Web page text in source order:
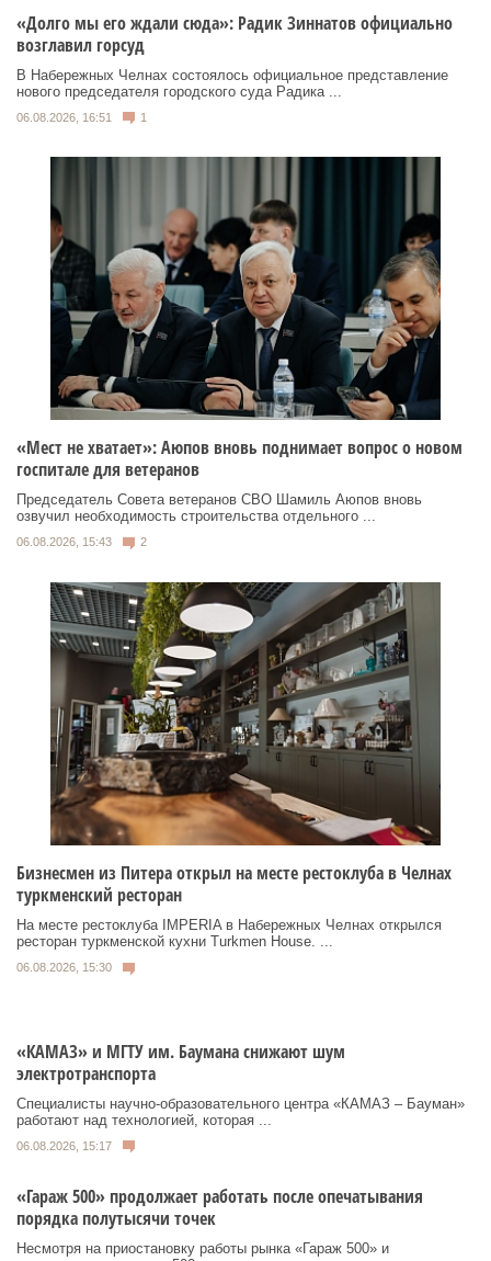
«Долго мы его ждали сюда»: Радик Зиннатов официально
возглавил горсуд
В Набережных Челнах состоялось официальное представление
нового председателя городского суда Радика ...
06.08.2026, 16:51 1
«Мест не хватает»: Аюпов вновь поднимает вопрос о новом
госпитале для ветеранов
Председатель Совета ветеранов СВО Шамиль Аюпов вновь
озвучил необходимость строительства отдельного ...
06.08.2026, 15:43 2
Бизнесмен из Питера открыл на месте рестоклуба в Челнах
туркменский ресторан
На месте рестоклуба IMPERIA в Набережных Челнах открылся
ресторан туркменской кухни Turkmen House. ...
06.08.2026, 15:30
«КАМАЗ» и МГТУ им. Баумана снижают шум
электротранспорта
Специалисты научно-образовательного центра «КАМАЗ – Бауман»
работают над технологией, которая ...
06.08.2026, 15:17
«Гараж 500» продолжает работать после опечатывания
порядка полутысячи точек
Несмотря на приостановку работы рынка «Гараж 500» и